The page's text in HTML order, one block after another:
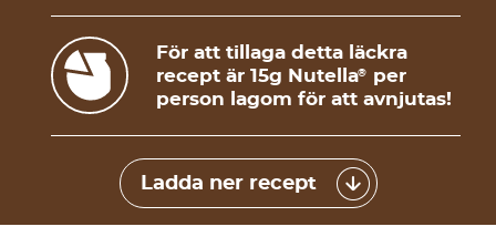
För att tillaga detta läckra
recept är 15g Nutella®
per
person lagom för att avnjutas!
Ladda ner recept